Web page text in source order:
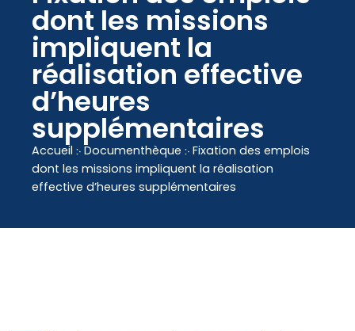
principaldont les missions
impliquent la
réalisation effective
d’heures
supplémentaires
Accueil ჻ Documenthèque ჻ Fixation des emplois
dont les missions impliquent la réalisation
effective d’heures supplémentaires